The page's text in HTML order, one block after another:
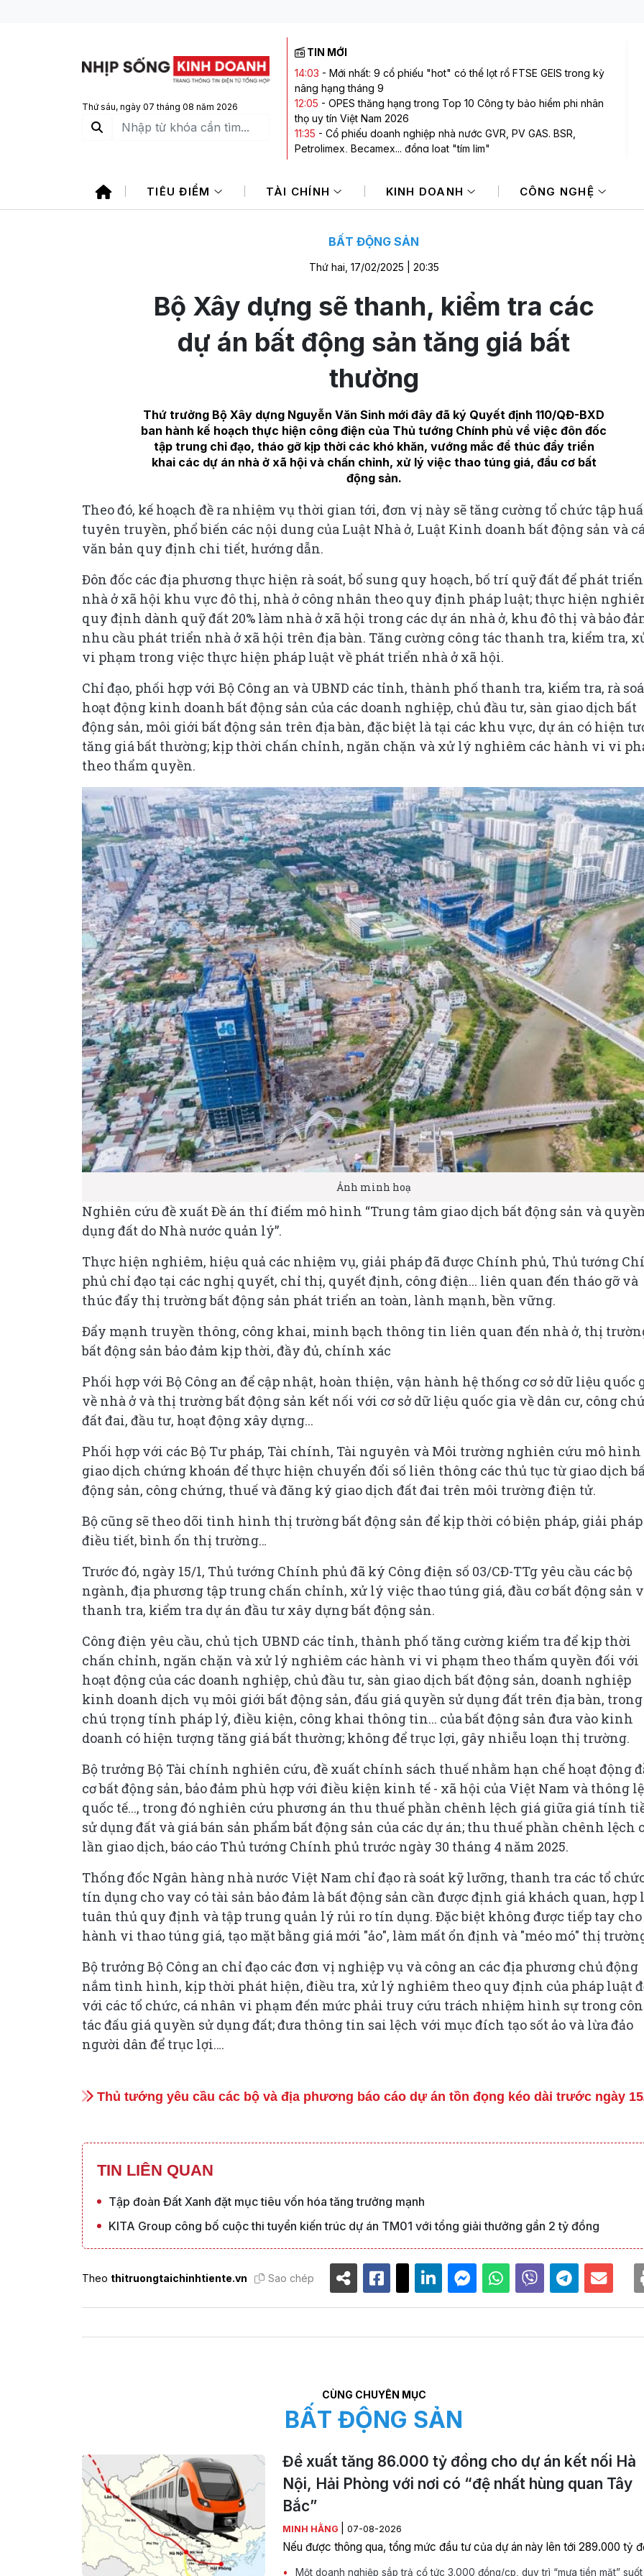
Thứ sáu, ngày 07 tháng 08 năm 2026
TIN MỚI
14:03 - Mới nhất: 9 cổ phiếu "hot" có thể lọt rổ FTSE GEIS trong kỳ
nâng hạng tháng 9
12:05 - OPES thăng hạng trong Top 10 Công ty bảo hiểm phi nhân
thọ uy tín Việt Nam 2026
11:35 - Cổ phiếu doanh nghiệp nhà nước GVR, PV GAS. BSR,
Petrolimex, Becamex... đồng loạt "tím lịm"
năm ngoái
10:54-Đề xuất tăng 86.000 tỷ đồng cho dự án kết nối Hà Nội, Hải
TIÊU ĐIỂM TÀI CHÍNH KINH DOANH CÔNG NGHỆ
BẤT ĐỘNG SẢN
Thứ hai, 17/02/2025 | 20:35
Bộ Xây dựng sẽ thanh, kiểm tra các
dự án bất động sản tăng giá bất
thường
Thứ trưởng Bộ Xây dựng Nguyễn Văn Sinh mới đây đã ký Quyết định 110/QĐ-BXD
ban hành kế hoạch thực hiện công điện của Thủ tướng Chính phủ về việc đôn đốc
tập trung chỉ đạo, tháo gỡ kịp thời các khó khăn, vướng mắc để thúc đẩy triển
khai các dự án nhà ở xã hội và chấn chỉnh, xử lý việc thao túng giá, đầu cơ bất
động sản.
Theo đó, kế hoạch đề ra nhiệm vụ thời gian tới, đơn vị này sẽ tăng cường tổ chức tập
tuyên truyền, phổ biến các nội dung của Luật Nhà ở, Luật Kinh doanh bất động sản và
văn bản quy định chi tiết, hướng dẫn.
Đôn đốc các địa phương thực hiện rà soát, bổ sung quy hoạch, bố trí quỹ đất để phát triển
nhà ở xã hội khu vực đô thị, nhà ở công nhân theo quy định pháp luật; thực hiện
quy định dành quỹ đất 20% làm nhà ở xã hội trong các dự án nhà ở, khu đô thị và bảo
nhu cầu phát triển nhà ở xã hội trên địa bàn. Tăng cường công tác thanh tra, kiểm tra,
vi phạm trong việc thực hiện pháp luật về phát triển nhà ở xã hội.
Chỉ đạo, phối hợp với Bộ Công an và UBND các tỉnh, thành phố thanh tra, kiểm tra, rà
hoạt động kinh doanh bất động sản của các doanh nghiệp, chủ đầu tư, sàn giao dịch bất
động sản, môi giới bất động sản trên địa bàn, đặc biệt là tại các khu vực, dự án có hiện
tăng giá bất thường; kịp thời chấn chỉnh, ngăn chặn và xử lý nghiêm các hành vi vi
theo thẩm quyền.
Ảnh minh hoạ
Nghiên cứu đề xuất Đề án thí điểm mô hình “Trung tâm giao dịch bất động sản và
dụng đất do Nhà nước quản lý”.
Thực hiện nghiêm, hiệu quả các nhiệm vụ, giải pháp đã được Chính phủ, Thủ tướng
phủ chỉ đạo tại các nghị quyết, chỉ thị, quyết định, công điện... liên quan đến tháo gỡ và
thúc đẩy thị trường bất động sản phát triển an toàn, lành mạnh, bền vững.
Đẩy mạnh truyền thông, công khai, minh bạch thông tin liên quan đến nhà ở, thị
bất động sản bảo đảm kịp thời, đầy đủ, chính xác
Phối hợp với Bộ Công an để cập nhật, hoàn thiện, vận hành hệ thống cơ sở dữ liệu quốc
về nhà ở và thị trường bất động sản kết nối với cơ sở dữ liệu quốc gia về dân cư, công
đất đai, đầu tư, hoạt động xây dựng...
Phối hợp với các Bộ Tư pháp, Tài chính, Tài nguyên và Môi trường nghiên cứu mô hình
giao dịch chứng khoán để thực hiện chuyển đổi số liên thông các thủ tục từ giao dịch
động sản, công chứng, thuế và đăng ký giao dịch đất đai trên môi trường điện tử.
Bộ cũng sẽ theo dõi tình hình thị trường bất động sản để kịp thời có biện pháp, giải pháp
điều tiết, bình ổn thị trường…
Trước đó, ngày 15/1, Thủ tướng Chính phủ đã ký Công điện số 03/CĐ-TTg yêu cầu các bộ
ngành, địa phương tập trung chấn chỉnh, xử lý việc thao túng giá, đầu cơ bất động sản
thanh tra, kiểm tra dự án đầu tư xây dựng bất động sản.
Công điện yêu cầu, chủ tịch UBND các tỉnh, thành phố tăng cường kiểm tra để kịp thời
chấn chỉnh, ngăn chặn và xử lý nghiêm các hành vi vi phạm theo thẩm quyền đối với
hoạt động của các doanh nghiệp, chủ đầu tư, sàn giao dịch bất động sản, doanh nghiệp
kinh doanh dịch vụ môi giới bất động sản, đấu giá quyền sử dụng đất trên địa bàn, trong
chú trọng tính pháp lý, điều kiện, công khai thông tin... của bất động sản đưa vào kinh
doanh có hiện tượng tăng giá bất thường; không để trục lợi, gây nhiễu loạn thị trường.
Bộ trưởng Bộ Tài chính nghiên cứu, đề xuất chính sách thuế nhằm hạn chế hoạt động
cơ bất động sản, bảo đảm phù hợp với điều kiện kinh tế - xã hội của Việt Nam và thông lệ
quốc tế..., trong đó nghiên cứu phương án thu thuế phần chênh lệch giá giữa giá tính
sử dụng đất và giá bán sản phẩm bất động sản của các dự án; thu thuế phần chênh lệch
lần giao dịch, báo cáo Thủ tướng Chính phủ trước ngày 30 tháng 4 năm 2025.
Thống đốc Ngân hàng nhà nước Việt Nam chỉ đạo rà soát kỹ lưỡng, thanh tra các tổ
tín dụng cho vay có tài sản bảo đảm là bất động sản cần được định giá khách quan, hợp
tuân thủ quy định và tập trung quản lý rủi ro tín dụng. Đặc biệt không được tiếp tay cho
hành vi thao túng giá, tạo mặt bằng giá mới "ảo", làm mất ổn định và "méo mó" thị
Bộ trưởng Bộ Công an chỉ đạo các đơn vị nghiệp vụ và công an các địa phương chủ động
nắm tình hình, kịp thời phát hiện, điều tra, xử lý nghiêm theo quy định của pháp luật
với các tổ chức, cá nhân vi phạm đến mức phải truy cứu trách nhiệm hình sự trong
tác đấu giá quyền sử dụng đất; đưa thông tin sai lệch với mục đích tạo sốt ảo và lừa đảo
người dân để trục lợi….
Thủ tướng yêu cầu các bộ và địa phương báo cáo dự án tồn đọng kéo dài trước ngày
TIN LIÊN QUAN
Tập đoàn Đất Xanh đặt mục tiêu vốn hóa tăng trưởng mạnh
KITA Group công bố cuộc thi tuyển kiến trúc dự án TM01 với tổng giải thưởng gần 2 tỷ đồng
Theo thitruongtaichinhtiente.vn Sao chép
CÙNG CHUYÊN MỤC
BẤT ĐỘNG SẢN
Đề xuất tăng 86.000 tỷ đồng cho dự án kết nối Hà
Nội, Hải Phòng với nơi có “đệ nhất hùng quan Tây
Bắc”
MINH HẰNG 07-08-2026
Nếu được thông qua, tổng mức đầu tư của dự án này lên tới 289.000 tỷ
Một doanh nghiệp sắp trả cổ tức 3.000 đồng/cp, duy trì “mưa tiền mặt” suốt